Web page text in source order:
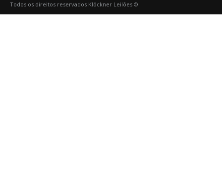
Todos os direitos reservados Klöckner Leilões ©